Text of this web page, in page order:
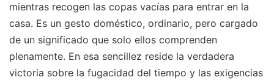
mientras recogen las copas vacías para entrar en la
casa. Es un gesto doméstico, ordinario, pero cargado
de un significado que solo ellos comprenden
plenamente. En esa sencillez reside la verdadera
victoria sobre la fugacidad del tiempo y las exigencias